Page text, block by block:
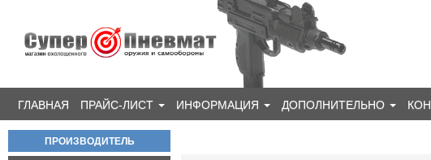
ГЛАВНАЯ ПРАЙС-ЛИСТ ИНФОРМАЦИЯ ДОПОЛНИТЕЛЬНО
ПРОИЗВОДИТЕЛЬ